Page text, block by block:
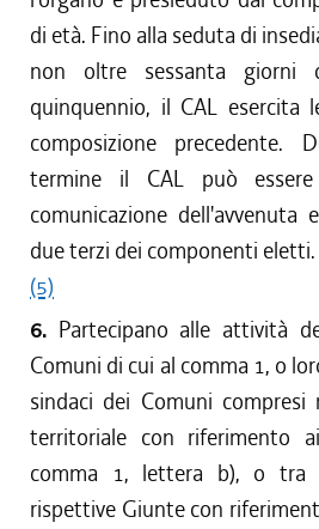
di età. Fino alla seduta di
non oltre sessanta giorni
quinquennio, il CAL esercita
composizione precedente.
termine il CAL può
comunicazione dell'avvenuta
due terzi dei componenti eletti.
(5)
6. Partecipano alle attività
Comuni di cui al comma 1, o
sindaci dei Comuni
territoriale con riferimento
comma 1, lettera b), o tra
rispettive Giunte con